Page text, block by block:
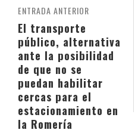
ENTRADA ANTERIOR
El transporte
público, alternativa
ante la posibilidad
de que no se
puedan habilitar
cercas para el
estacionamiento en
la Romería